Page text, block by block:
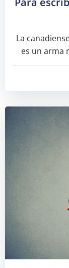
La
es un arma